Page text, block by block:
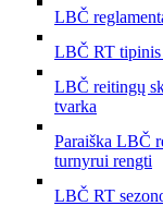
LBČ
LBČ RT tipinis
LBČ reitingų
tvarka
Paraiška LBČ
turnyrui rengti
LBČ RT